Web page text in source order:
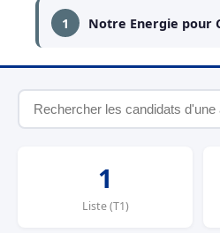
1 Notre Energie pour
1
Liste (T1)